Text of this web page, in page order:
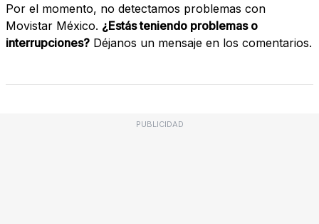
Por el momento, no detectamos problemas con
Movistar México. ¿Estás teniendo problemas o
interrupciones? Déjanos un mensaje en los comentarios.
PUBLICIDAD